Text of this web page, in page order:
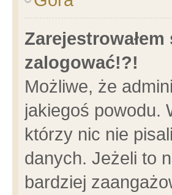
zalogować!?!
Możliwe, że
jakiegoś powodu.
którzy nic nie
danych. Jeżeli to
bardziej